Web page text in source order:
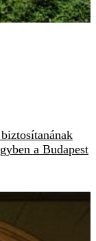
a Budapest